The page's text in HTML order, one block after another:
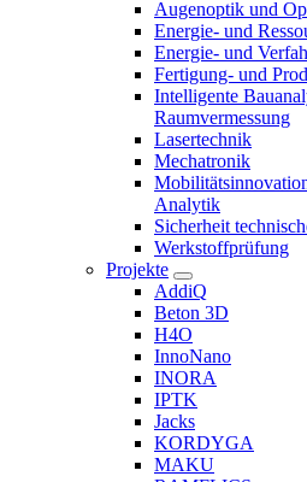
Augenoptik und
Energie- und
Energie- und
Fertigung- und
Intelligente
Raumvermessung
Lasertechnik
Mechatronik
Analytik
Sicherheit
Werkstoffprüfung
Projekte
AddiQ
Beton 3D
H4O
InnoNano
INORA
IPTK
Jacks
KORDYGA
MAKU